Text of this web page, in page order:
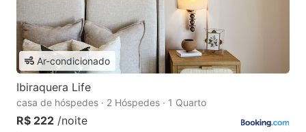
Ar-condicionado
Ibiraquera Life
casa de hóspedes · 2 Hóspedes · 1 Quarto
R$ 222 /noite